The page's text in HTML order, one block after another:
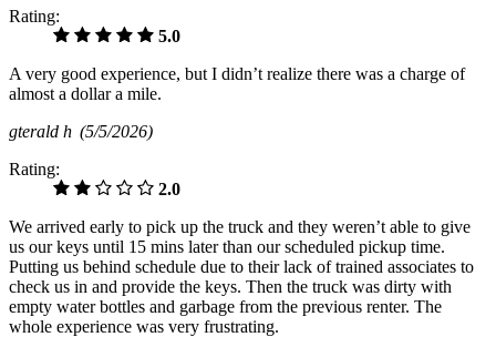
Rating:
5.0
A very good experience, but I didn’t realize there was a charge of
almost a dollar a mile.
gterald h (5/5/2026)
Rating:
2.0
We arrived early to pick up the truck and they weren’t able to give
us our keys until 15 mins later than our scheduled pickup time.
Putting us behind schedule due to their lack of trained associates to
check us in and provide the keys. Then the truck was dirty with
empty water bottles and garbage from the previous renter. The
whole experience was very frustrating.